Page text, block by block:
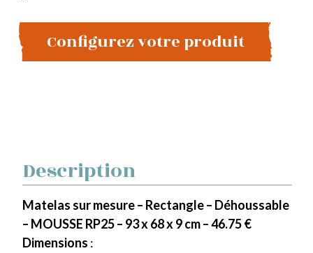
Configurez votre produit
Description
Matelas sur mesure – Rectangle – Déhoussable
– MOUSSE RP25 – 93 x 68 x 9 cm – 46.75 €
Dimensions :